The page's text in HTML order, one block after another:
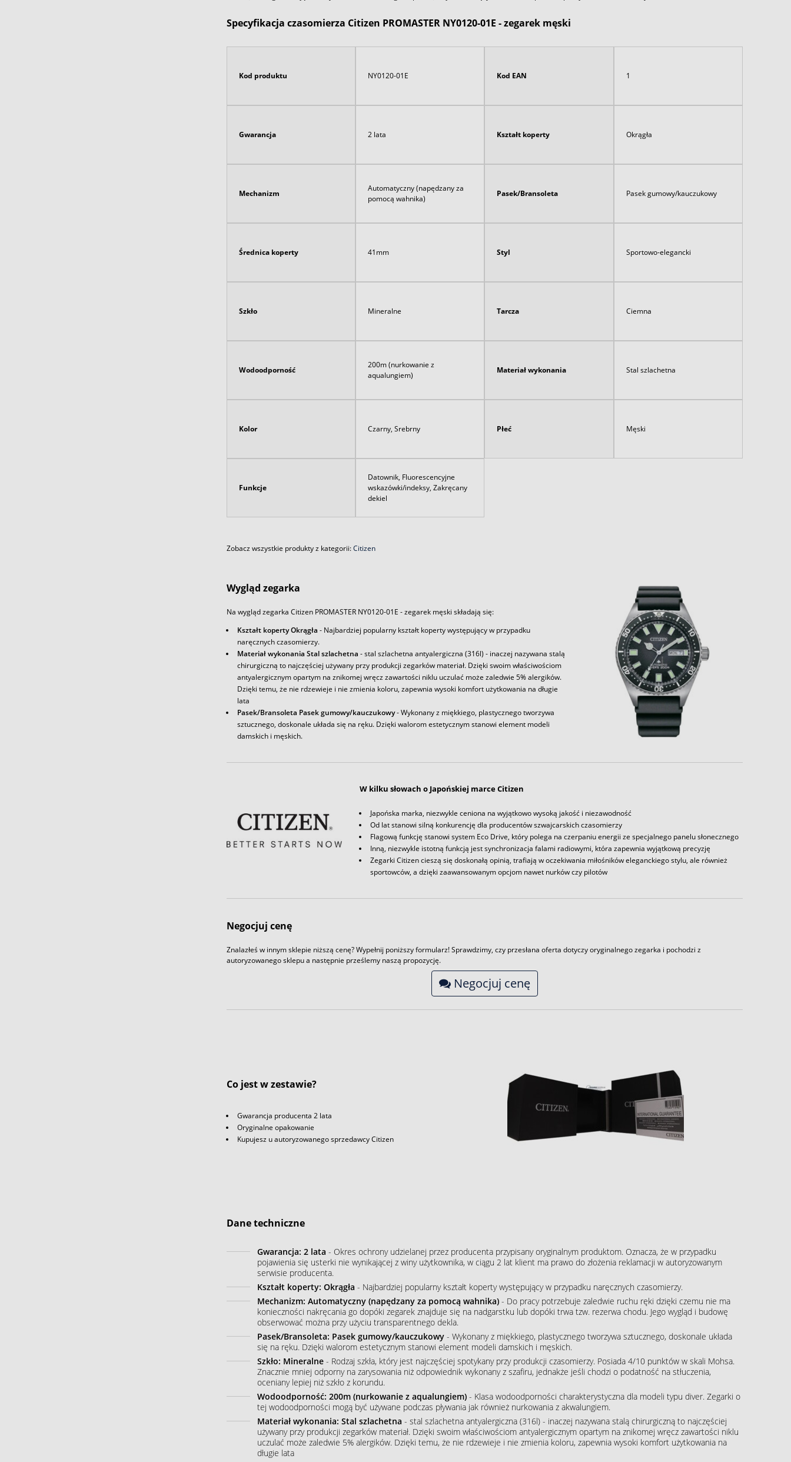
Specyfikacja czasomierza Citizen PROMASTER NY0120-01E - zegarek męski
Kod produktu NY0120-01E Kod EAN 1
Gwarancja 2 lata Kształt koperty Okrągła
Mechanizm
Automatyczny (napędzany za
pomocą wahnika)
Pasek/Bransoleta Pasek gumowy/kauczukowy
Średnica koperty 41mm Styl Sportowo-elegancki
Szkło Mineralne Tarcza Ciemna
Wodoodporność
200m (nurkowanie z
aqualungiem)
Materiał wykonania Stal szlachetna
Kolor Czarny, Srebrny Płeć Męski
Funkcje
Datownik, Fluorescencyjne
wskazówki/indeksy, Zakręcany
dekiel
Zobacz wszystkie produkty z kategorii:Citizen
Wygląd zegarka
Na wygląd zegarka Citizen PROMASTER NY0120-01E - zegarek męski składają się:
Kształt koperty Okrągła - Najbardziej popularny kształt koperty występujący w przypadku
naręcznych czasomierzy.
Materiał wykonania Stal szlachetna - stal szlachetna antyalergiczna (316l) - inaczej nazywana stalą
chirurgiczną to najczęściej używany przy produkcji zegarków materiał. Dzięki swoim właściwościom
antyalergicznym opartym na znikomej wręcz zawartości niklu uczulać może zaledwie 5% alergików.
Dzięki temu, że nie rdzewieje i nie zmienia koloru, zapewnia wysoki komfort użytkowania na długie
lata
Pasek/Bransoleta Pasek gumowy/kauczukowy- Wykonany z miękkiego, plastycznego tworzywa
sztucznego, doskonale układa się na ręku. Dzięki walorom estetycznym stanowi element modeli
damskich i męskich.
W kilku słowach o Japońskiej marce Citizen
Japońska marka, niezwykle ceniona na wyjątkowo wysoką jakość i niezawodność
Od lat stanowi silną konkurencję dla producentów szwajcarskich czasomierzy
Flagową funkcję stanowi system Eco Drive, który polega na czerpaniu energii ze specjalnego panelu słonecznego
Inną, niezwykle istotną funkcją jest synchronizacja falami radiowymi, która zapewnia wyjątkową precyzję
Zegarki Citizen cieszą się doskonałą opinią, trafiają w oczekiwania miłośników eleganckiego stylu, ale również
sportowców, a dzięki zaawansowanym opcjom nawet nurków czy pilotów
Negocjuj cenę
Znalazłeś w innym sklepie niższą cenę? Wypełnij poniższy formularz! Sprawdzimy, czy przesłana oferta dotyczy oryginalnego zegarka i pochodzi z
autoryzowanego sklepu a następnie prześlemy naszą propozycję.
Negocjuj cenę
Co jest w zestawie?
Gwarancja producenta 2 lata
Oryginalne opakowanie
Kupujesz u autoryzowanego sprzedawcy Citizen
Dane techniczne
Gwarancja: 2 lata - Okres ochrony udzielanej przez producenta przypisany oryginalnym produktom. Oznacza, że w przypadku
pojawienia się usterki nie wynikającej z winy użytkownika, w ciągu 2 lat klient ma prawo do złożenia reklamacji w autoryzowanym
serwisie producenta.
Kształt koperty: Okrągła - Najbardziej popularny kształt koperty występujący w przypadku naręcznych czasomierzy.
Mechanizm: Automatyczny (napędzany za pomocą wahnika)- Do pracy potrzebuje zaledwie ruchu ręki dzięki czemu nie ma
konieczności nakręcania go dopóki zegarek znajduje się na nadgarstku lub dopóki trwa tzw. rezerwa chodu. Jego wygląd i budowę
obserwować można przy użyciu transparentnego dekla.
Pasek/Bransoleta: Pasek gumowy/kauczukowy- Wykonany z miękkiego, plastycznego tworzywa sztucznego, doskonale układa
się na ręku. Dzięki walorom estetycznym stanowi element modeli damskich i męskich.
Szkło: Mineralne- Rodzaj szkła, który jest najczęściej spotykany przy produkcji czasomierzy. Posiada 4/10 punktów w skali Mohsa.
Znacznie mniej odporny na zarysowania niż odpowiednik wykonany z szafiru, jednakże jeśli chodzi o podatność na stłuczenia,
oceniany lepiej niż szkło z korundu.
Wodoodporność: 200m (nurkowanie z aqualungiem)- Klasa wodoodporności charakterystyczna dla modeli typu diver. Zegarki o
tej wodoodporności mogą być używane podczas pływania jak również nurkowania z akwalungiem.
Materiał wykonania: Stal szlachetna - stal szlachetna antyalergiczna (316l) - inaczej nazywana stalą chirurgiczną to najczęściej
używany przy produkcji zegarków materiał. Dzięki swoim właściwościom antyalergicznym opartym na znikomej wręcz zawartości niklu
uczulać może zaledwie 5% alergików. Dzięki temu, że nie rdzewieje i nie zmienia koloru, zapewnia wysoki komfort użytkowania na
długie lata